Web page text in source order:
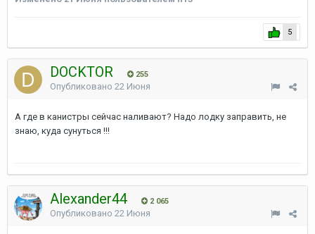
5
DOCKTOR 255
Опубликовано 22 Июня
А где в канистры сейчас наливают? Надо лодку заправить, не
знаю, куда сунуться !!!
Alexander44 2 065
Опубликовано 22 Июня